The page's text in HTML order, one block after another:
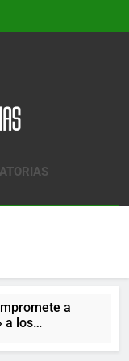
a
a los
de
avión